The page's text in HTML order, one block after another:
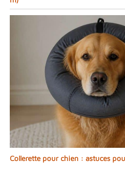
Collerette pour chien : astuces